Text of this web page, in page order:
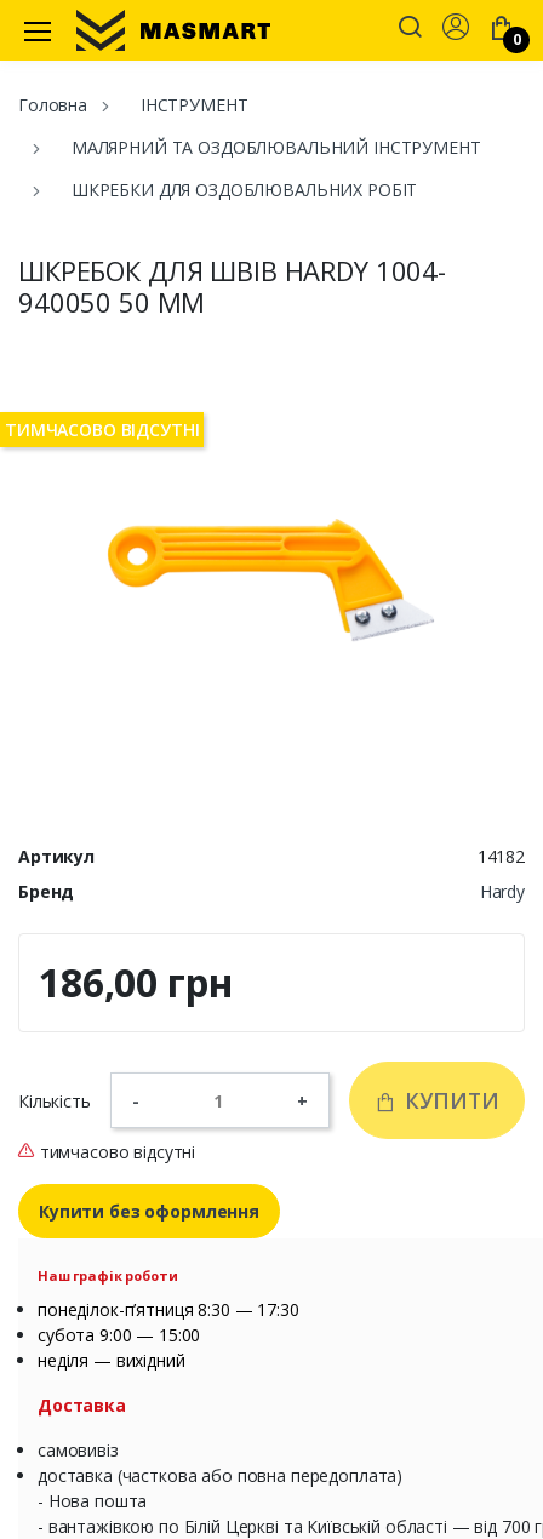
Masmart
Account
0
Головна
ІНСТРУМЕНТ
МАЛЯРНИЙ ТА ОЗДОБЛЮВАЛЬНИЙ ІНСТРУМЕНТ
ШКРЕБКИ ДЛЯ ОЗДОБЛЮВАЛЬНИХ РОБІТ
ШКРЕБОК ДЛЯ ШВІВ HARDY 1004-
940050 50 ММ
ТИМЧАСОВО ВІДСУТНІ
Артикул
14182
Бренд
Hardy
186,00 грн
Кількість - + КУПИТИ
тимчасово відсутні
Купити без оформлення
Наш графік роботи
понеділок-п’ятниця 8:30 — 17:30
субота 9:00 — 15:00
неділя — вихідний
Доставка
самовивіз
доставка (часткова або повна передоплата)
- Нова пошта
- вантажівкою по Білій Церкві та Київській області — від 700